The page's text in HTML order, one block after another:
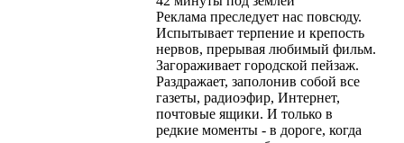
Реклама преследует нас повсюду.
Испытывает терпение и крепость
нервов, прерывая любимый фильм.
Загораживает городской пейзаж.
Раздражает, заполонив собой все
газеты, радиоэфир, Интернет,
почтовые ящики. И только в
редкие моменты - в дороге, когда